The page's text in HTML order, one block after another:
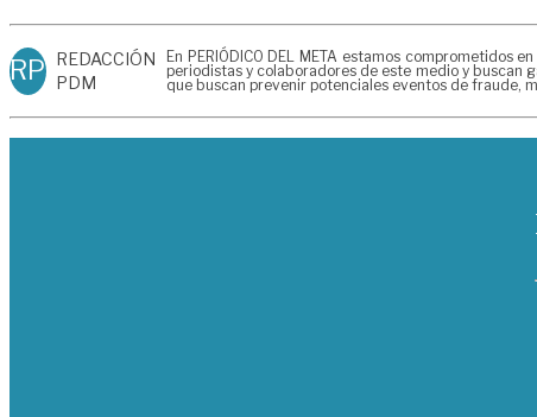
RP REDACCIÓN
PDM
En PERIÓDICO DEL META estamos
periodistas y colaboradores de este medio y buscan
que buscan prevenir potenciales eventos de fraude,